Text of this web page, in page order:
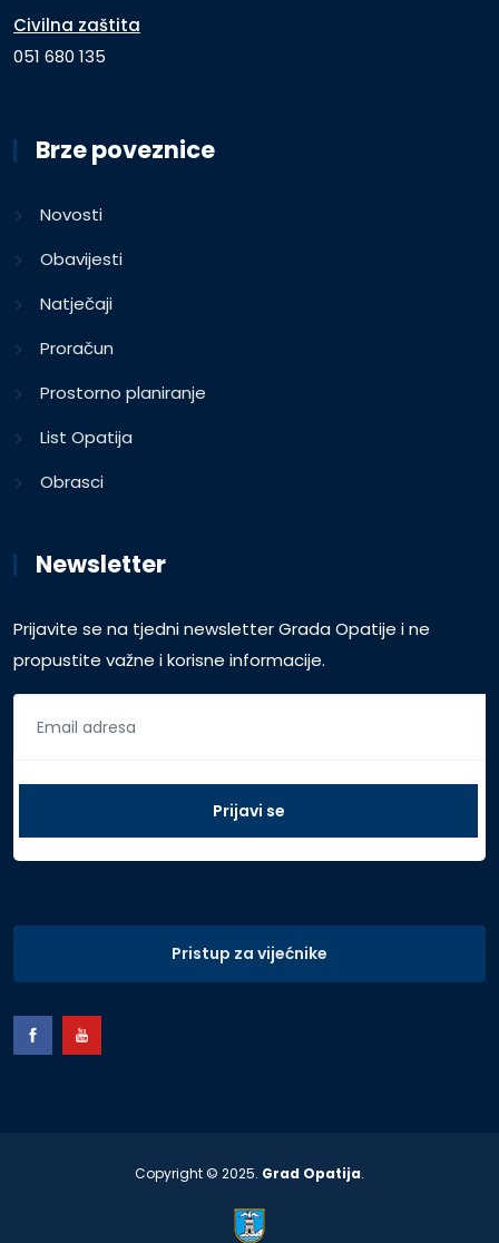
Civilna zaštita
051 680 135
Brze poveznice
Novosti
Obavijesti
Natječaji
Proračun
Prostorno planiranje
List Opatija
Obrasci
Newsletter
Prijavite se na tjedni newsletter Grada Opatije i ne
propustite važne i korisne informacije.
Pristup za vijećnike
Copyright © 2025. Grad Opatija.